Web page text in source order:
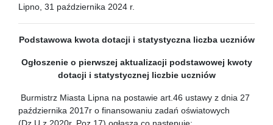
Lipno, 31 października 2024 r.
Podstawowa kwota dotacji i statystyczna liczba uczniów
Ogłoszenie o pierwszej aktualizacji podstawowej kwoty
dotacji i statystycznej liczbie uczniów
Burmistrz Miasta Lipna na postawie art.46 ustawy z dnia 27
października 2017r o finansowaniu zadań oświatowych